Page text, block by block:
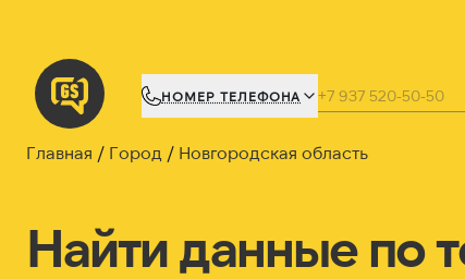
НОМЕР ТЕЛЕФОНА
Главная Город Новгородская область
Найти данные по